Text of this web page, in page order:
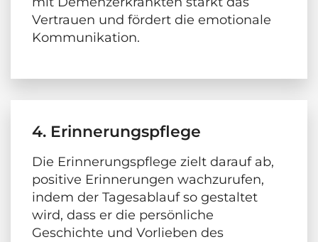
Vertrauen und fördert die emotionale
Kommunikation.
4. Erinnerungspflege
Die Erinnerungspflege zielt darauf ab,
positive Erinnerungen wachzurufen,
indem der Tagesablauf so gestaltet
wird, dass er die persönliche
Geschichte und Vorlieben des